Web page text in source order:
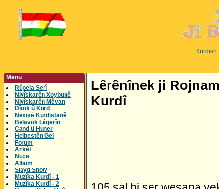
Kurdish
Menu
Rûpela Serî
Nivîskarên Xoybunê
Nivîskarên Mêvan
Dîrok û Kurd
Nexişê Kurdistanê
Belavok Lêgerîn
Cand û Huner
Helbestên Gel
Forum
Ankêt
Nuce
Album
Slayd Show
Muzîka Kurdî - 1
Muzîka Kurdî - 2
Lêrênînek ji
Kurdî